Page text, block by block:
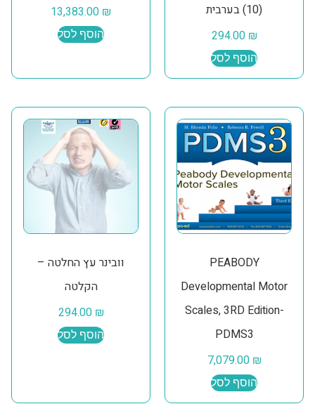
(10) בערבית
294.00 ₪
הוסף לסל
13,383.00 ₪
הוסף לסל
PEABODY
Developmental Motor
Scales, 3RD Edition-
PDMS3
7,079.00 ₪
הוסף לסל
וובינר עץ החלטה –
הקלטה
294.00 ₪
הוסף לסל